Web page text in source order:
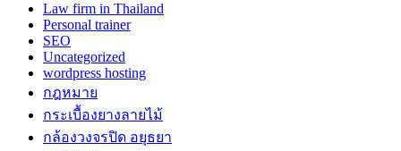
Law firm in Thailand
Personal trainer
SEO
Uncategorized
wordpress hosting
กฎหมาย
กระเบื้องยางลายไม้
กล้องวงจรปิด อยุธยา